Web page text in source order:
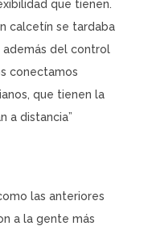
que tienen.
calcetín se tardaba
además del control
conectamos
que tienen la
a distancia”
las anteriores
a la gente más